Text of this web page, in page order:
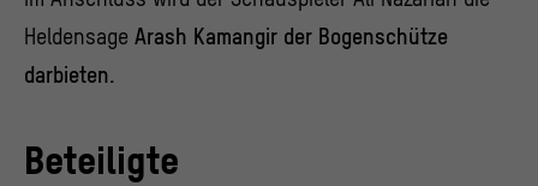
Heldensage Arash Kamangir der Bogenschütze
darbieten.
Beteiligte